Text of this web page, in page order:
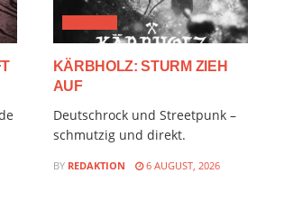
KÄRBHOLZ: STURM ZIEH
AUF
Deutschrock und Streetpunk –
schmutzig und direkt.
BY REDAKTION 6 AUGUST, 2026